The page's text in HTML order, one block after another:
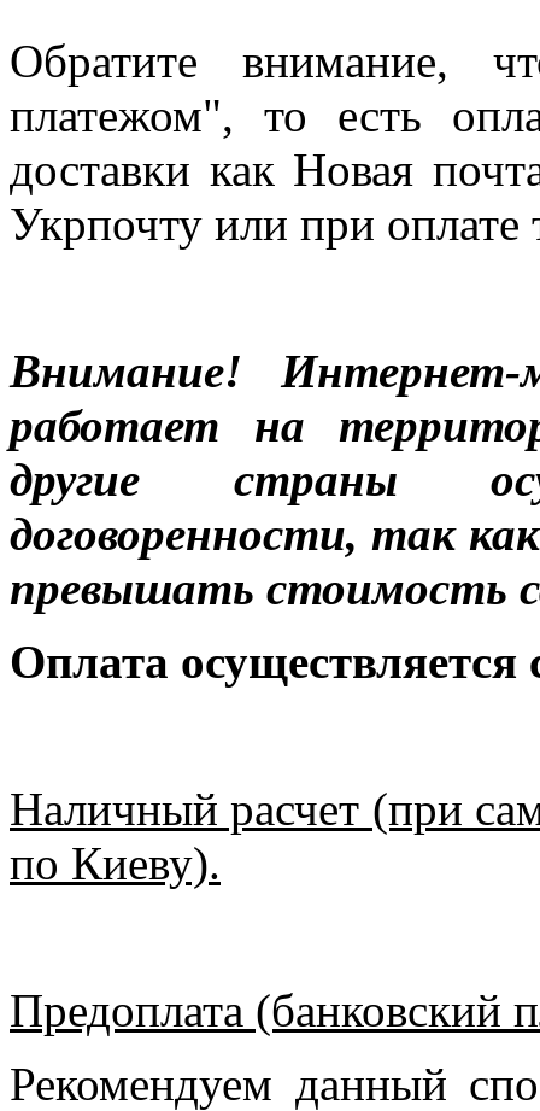
Обратите внимание,
платежом", то есть
доставки как Новая
Укрпочту или при оплате
Внимание! Интернет-
работает на
другие страны
договоренности, так
превышать стоимость
Оплата
Наличный расчет (при
по Киеву).
Предоплата (банковский
Рекомендуем данный